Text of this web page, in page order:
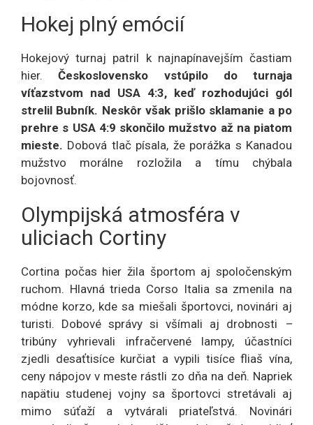
Hokej plný emócií
Hokejový turnaj patril k najnapínavejším častiam
hier.Československo vstúpilo do turnaja
víťazstvom nad USA 4:3, keď rozhodujúci gól
strelil Bubník. Neskôr však prišlo sklamanie a po
prehre s USA 4:9 skončilo mužstvo až na piatom
mieste. Dobová tlač písala, že porážka s Kanadou
mužstvo morálne rozložila a tímu chýbala
bojovnosť.
Olympijská atmosféra v
uliciach Cortiny
Cortina počas hier žila športom aj spoločenským
ruchom. Hlavná trieda Corso Italia sa zmenila na
módne korzo, kde sa miešali športovci, novinári aj
turisti. Dobové správy si všímali aj drobnosti –
tribúny vyhrievali infračervené lampy, účastníci
zjedli desaťtisíce kurčiat a vypili tisíce fliaš vína,
ceny nápojov v meste rástli zo dňa na deň. Napriek
napätiu studenej vojny sa športovci stretávali aj
mimo súťaží a vytvárali priateľstvá. Novinári